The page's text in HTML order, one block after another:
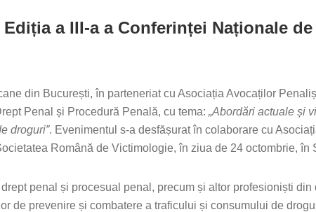
a III-a a Conferinței Naționale de
din București, în parteneriat cu Asociația Avocaților
Penal și Procedură Penală, cu tema: „Abordări actuale și
droguri”. Evenimentul s-a desfășurat în colaborare cu
Română de Victimologie, în ziua de 24 octombrie, în
penal și procesual penal, precum și altor profesioniști din
de prevenire și combatere a traficului și consumului de